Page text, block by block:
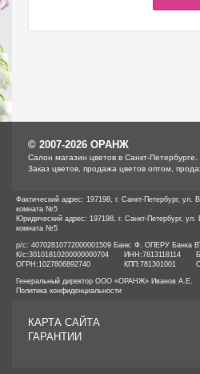
© 2007-2026 ОРАНЖ
Cалон магазин цветов в Санкт-Петербурге.
Заказ цветов, продажа цветов оптом,
Фактический адрес: 197198, г. Санкт-Петербург,
комната №5
Юридический адрес: 197198, г. Санкт-Петербург,
комната №5
р/с: 40702810772000001509 Банк: Ф. ОПЕРУ Банка
К/с:30101810200000000704 ИНН:7813118114
ОГРН:1027806892740 КПП:781301001
Генеральный директор ООО «ОРАНЖ» Иванов А.Е.
Политика конфиденциальности
КАРТА САЙТА
ГАРАНТИИ